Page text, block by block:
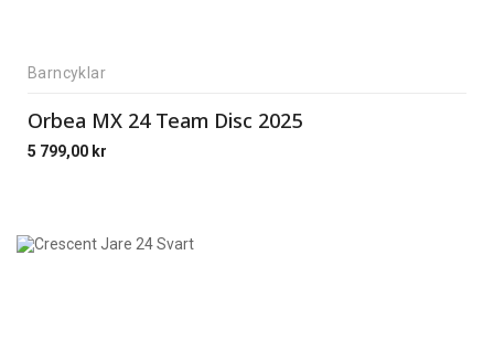
Barncyklar
Orbea MX 24 Team Disc 2025
5 799,00 kr